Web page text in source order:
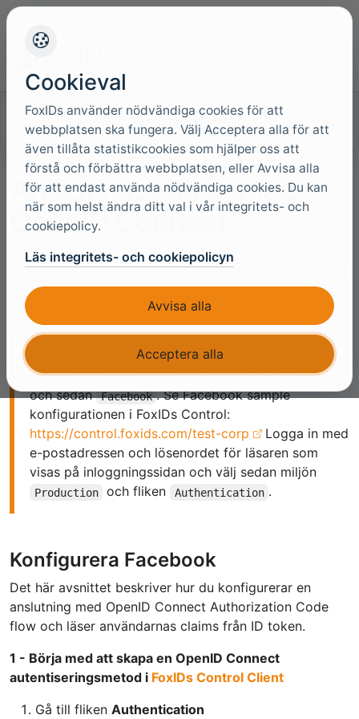
Sök i dokumentationen
Anslut Facebook med
OpenID Connect
och autentisera användare med Facebook login eller
Facebook Limited login.
Du kan testa Facebook login med
sample
(sample docs) genom att klicka Log in
och sedan Facebook . Se Facebook sample
konfigurationen i FoxIDs Control:
https://control.foxids.com/test-corp
Logga in med
e-postadressen och lösenordet för läsaren som
visas på inloggningssidan och välj sedan miljön
Production och fliken Authentication .
Konfigurera Facebook
Det här avsnittet beskriver hur du konfigurerar en
anslutning med OpenID Connect Authorization Code
flow och läser användarnas claims från ID token.
1 - Börja med att skapa en OpenID Connect
autentiseringsmetod i FoxIDs Control Client
Gå till fliken Authentication
Cookieval
FoxIDs använder nödvändiga cookies för att
webbplatsen ska fungera. Välj Acceptera alla för att
även tillåta statistikcookies som hjälper oss att
förstå och förbättra webbplatsen, eller Avvisa alla
för att endast använda nödvändiga cookies. Du kan
när som helst ändra ditt val i vår integritets- och
cookiepolicy.
Läs integritets- och cookiepolicyn
Avvisa alla
Acceptera alla